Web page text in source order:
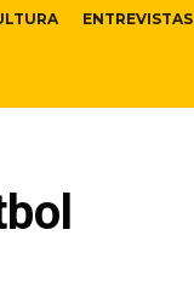
ENTREVISTAS